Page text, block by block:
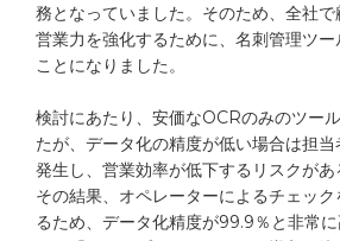
資料ダウンロード
電話で問い合わせ
※9:00 12:00 / 13:00 17:00（弊
務となっていました。そのため、全社で
営業力を強化するために、名刺管理ツ
ことになりました。
検討にあたり、安価なOCRのみのツー
たが、データ化の精度が低い場合は担
発生し、営業効率が低下するリスクがあ
その結果、オペレーターによるチェッ
るため、データ化精度が99.9％と非常